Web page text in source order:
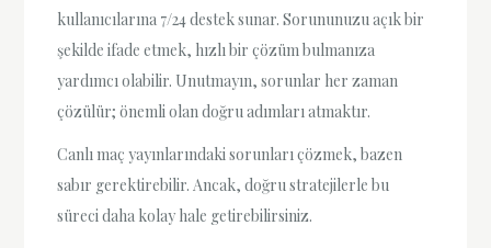
kullanıcılarına 7/24 destek sunar. Sorununuzu açık bir
şekilde ifade etmek, hızlı bir çözüm bulmanıza
yardımcı olabilir. Unutmayın, sorunlar her zaman
çözülür; önemli olan doğru adımları atmaktır.
Canlı maç yayınlarındaki sorunları çözmek, bazen
sabır gerektirebilir. Ancak, doğru stratejilerle bu
süreci daha kolay hale getirebilirsiniz.